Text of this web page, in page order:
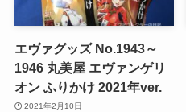
エヴァグッズ No.1943～
1946 丸美屋 エヴァンゲリ
オン ふりかけ 2021年ver.
2021年2月10日